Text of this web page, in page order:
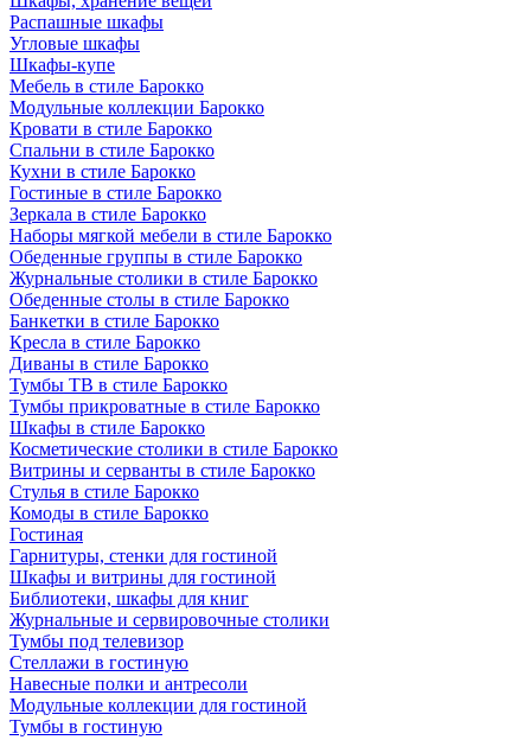
Распашные шкафы
Угловые шкафы
Шкафы-купе
Мебель в стиле Барокко
Модульные коллекции Барокко
Кровати в стиле Барокко
Спальни в стиле Барокко
Кухни в стиле Барокко
Гостиные в стиле Барокко
Зеркала в стиле Барокко
Наборы мягкой мебели в стиле Барокко
Обеденные группы в стиле Барокко
Журнальные столики в стиле Барокко
Обеденные столы в стиле Барокко
Банкетки в стиле Барокко
Кресла в стиле Барокко
Диваны в стиле Барокко
Тумбы ТВ в стиле Барокко
Тумбы прикроватные в стиле Барокко
Шкафы в стиле Барокко
Косметические столики в стиле Барокко
Витрины и серванты в стиле Барокко
Стулья в стиле Барокко
Комоды в стиле Барокко
Гостиная
Гарнитуры, стенки для гостиной
Шкафы и витрины для гостиной
Библиотеки, шкафы для книг
Журнальные и сервировочные столики
Тумбы под телевизор
Стеллажи в гостиную
Навесные полки и антресоли
Модульные коллекции для гостиной
Тумбы в гостиную